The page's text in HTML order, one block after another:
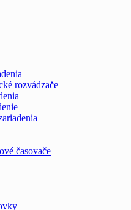
rozvádzače
časovače